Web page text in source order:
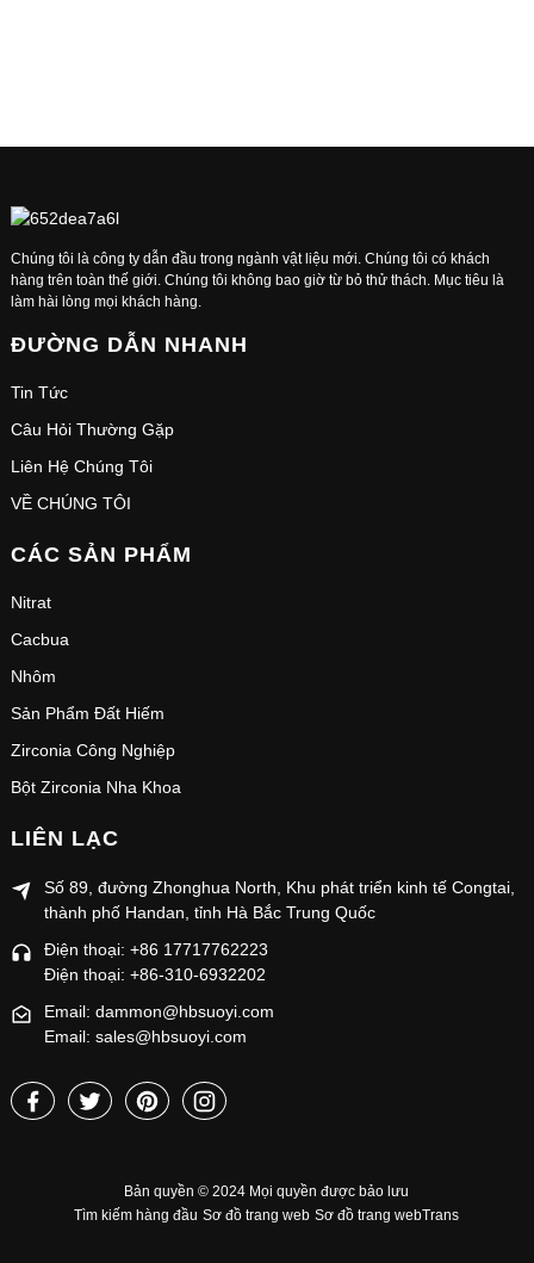
Chúng tôi là công ty dẫn đầu trong ngành vật liệu mới. Chúng tôi có khách
hàng trên toàn thế giới. Chúng tôi không bao giờ từ bỏ thử thách. Mục tiêu là
làm hài lòng mọi khách hàng.
ĐƯỜNG DẪN NHANH
Tin Tức
Câu Hỏi Thường Gặp
Liên Hệ Chúng Tôi
VỀ CHÚNG TÔI
CÁC SẢN PHẨM
Nitrat
Cacbua
Nhôm
Sản Phẩm Đất Hiếm
Zirconia Công Nghiệp
Bột Zirconia Nha Khoa
LIÊN LẠC
Số 89, đường Zhonghua North, Khu phát triển kinh tế Congtai,
thành phố Handan, tỉnh Hà Bắc Trung Quốc
Điện thoại: +86 17717762223
Điện thoại: +86-310-6932202
Email: dammon@hbsuoyi.com
Email: sales@hbsuoyi.com
Bản quyền © 2024 Mọi quyền được bảo lưu
Tìm kiếm hàng đầu Sơ đồ trang web Sơ đồ trang webTrans